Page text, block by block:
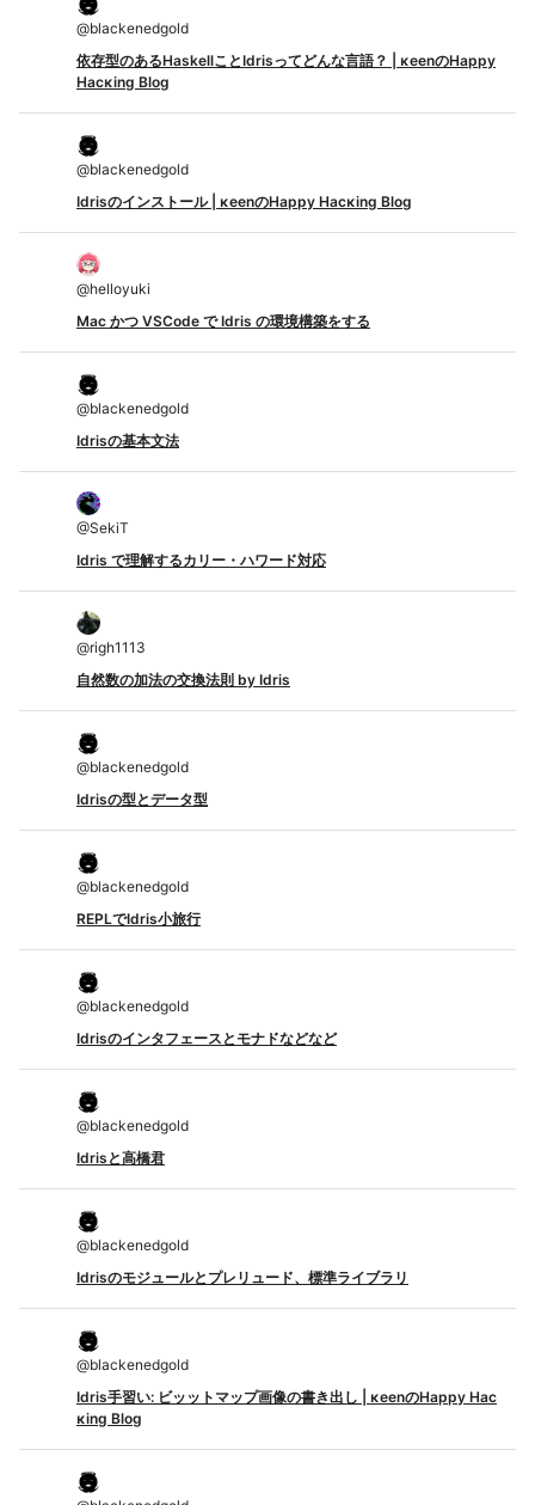
@blackenedgold
依存型のあるHaskellことIdrisってどんな言語？ | κeenのHappy
Hacκing Blog
@blackenedgold
Idrisのインストール | κeenのHappy Hacκing Blog
@helloyuki
Mac かつ VSCode で Idris の環境構築をする
@blackenedgold
Idrisの基本文法
@SekiT
Idris で理解するカリー・ハワード対応
@righ1113
自然数の加法の交換法則 by Idris
@blackenedgold
Idrisの型とデータ型
@blackenedgold
REPLでIdris小旅行
@blackenedgold
Idrisのインタフェースとモナドなどなど
@blackenedgold
Idrisと高橋君
@blackenedgold
Idrisのモジュールとプレリュード、標準ライブラリ
@blackenedgold
Idris手習い: ビッットマップ画像の書き出し | κeenのHappy Hac
κing Blog